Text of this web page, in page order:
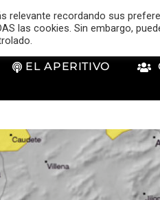
EL APERITIVO
relevante recordando sus
las cookies. Sin embargo,